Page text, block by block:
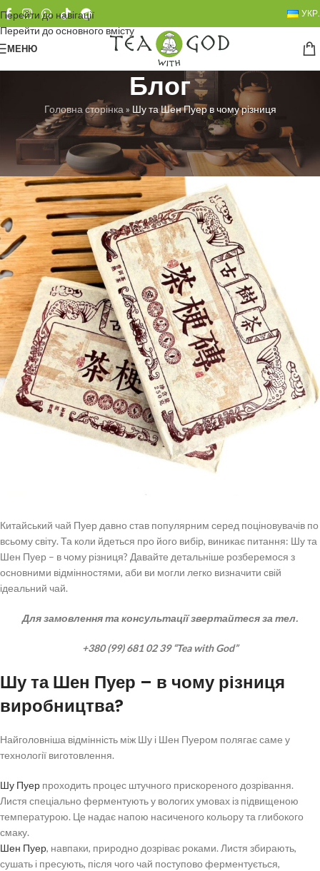
Перейти до навігації
Перейти до основного вмісту
УКР.
МЕНЮ
Блог
Головна сторінка » Шу та Шен Пуер в чому різниця
БЕЗ РУБРИКИ
Шу та Шен Пуер в чому різниця
Любовь ТроянУвімкнено 23.06.2025
Китайський чай Пуер давно став популярним серед поціновувачів по
всьому світу. Та коли йдеться про його вибір, виникає питання: Шу та
Шен Пуер – в чому різниця? Давайте детальніше розберемося з
основними відмінностями, аби ви могли легко визначити свій
ідеальний чай.
Для замовлення та консультації звертайтеся за тел.
+380 (99) 681 02 39 “Tea with God”
Шу та Шен Пуер – в чому різниця
виробництва?
Найголовніша відмінність між Шу і Шен Пуером полягає саме у
технології виготовлення.
Шу Пуер проходить процес штучного прискореного дозрівання.
Листя спеціально ферментують у вологих умовах із підвищеною
температурою. Це надає напою насиченого кольору та глибокого
смаку.
Шен Пуер, навпаки, природно дозріває роками. Листя збирають,
сушать і пресують, після чого чай поступово ферментується,